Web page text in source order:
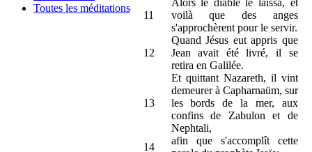
Toutes les méditations
11
voilà que des anges
s'approchèrent pour le servir.
12
Quand Jésus eut appris que
Jean avait été livré, il se
retira en Galilée.
13
Et quittant Nazareth, il vint
demeurer à Capharnaüm, sur
les bords de la mer, aux
confins de Zabulon et de
Nephtali,
14
afin que s'accomplît cette